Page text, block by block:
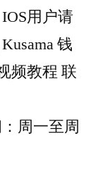
用户请
钱
频教程 联
周一至周